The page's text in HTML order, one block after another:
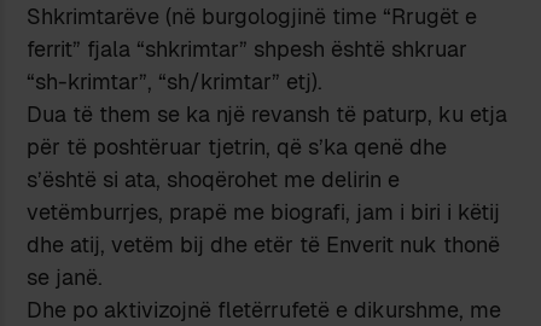
Shkrimtarëve (në burgologjinë time “Rrugët e
ferrit” fjala “shkrimtar” shpesh është shkruar
“sh-krimtar”, “sh/krimtar” etj).
Dua të them se ka një revansh të paturp, ku etja
për të poshtëruar tjetrin, që s’ka qenë dhe
s’është si ata, shoqërohet me delirin e
vetëmburrjes, prapë me biografi, jam i biri i këtij
dhe atij, vetëm bij dhe etër të Enverit nuk thonë
se janë.
Dhe po aktivizojnë fletërrufetë e dikurshme, me